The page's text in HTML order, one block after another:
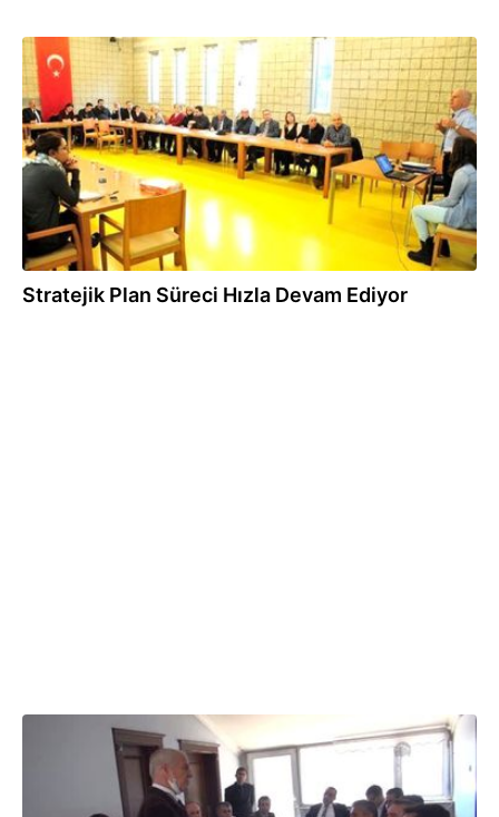
01.03.2016
Stratejik Plan Süreci Hızla Devam Ediyor
12.03.2015